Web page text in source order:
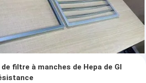
filtre à manches de Hepa de GI